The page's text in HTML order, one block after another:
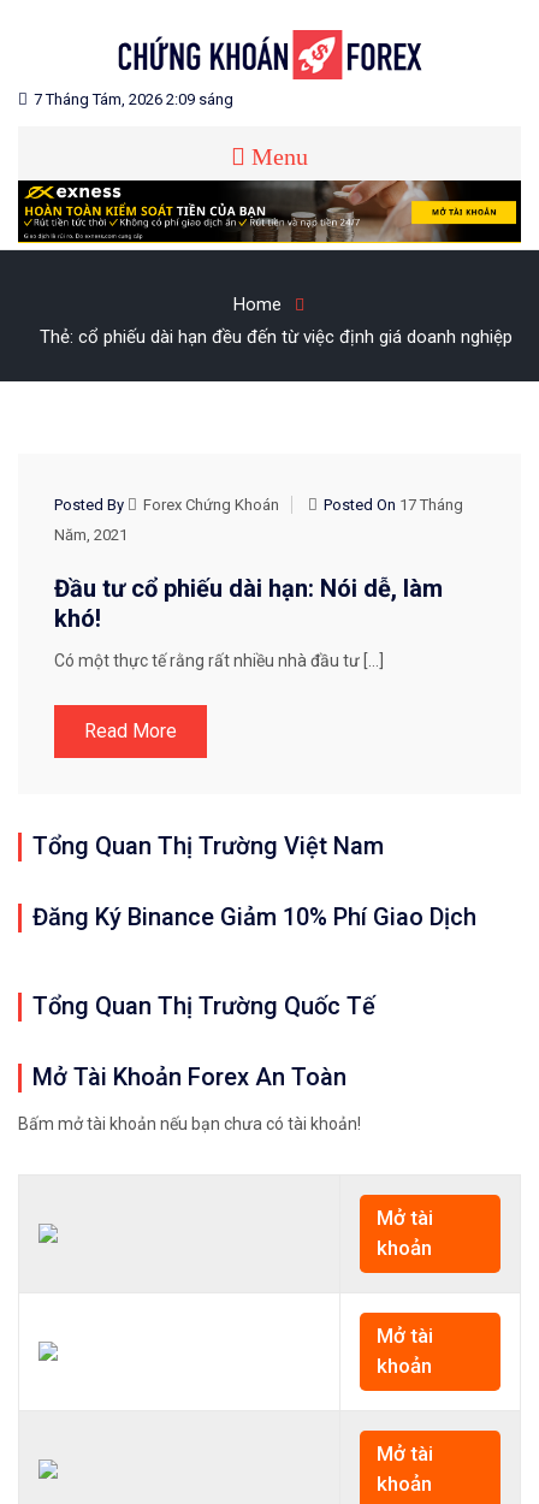
CHỨNG KHOÁN FOREX
Blog chia sẻ về Chứng Khoán và Forex
7 Tháng Tám, 2026 2:09 sáng
Menu
Home
Thẻ: cổ phiếu dài hạn đều đến từ việc định giá doanh nghiệp
KIẾN THỨC CHỨNG KHOÁN
Posted By Forex Chứng Khoán Posted On 17 Tháng
Năm, 2021
Đầu tư cổ phiếu dài hạn: Nói dễ, làm
khó!
Có một thực tế rằng rất nhiều nhà đầu tư […]
Read More
Tổng Quan Thị Trường Việt Nam
Đăng Ký Binance Giảm 10% Phí Giao Dịch
Tổng Quan Thị Trường Quốc Tế
Mở Tài Khoản Forex An Toàn
Bấm mở tài khoản nếu bạn chưa có tài khoản!
Mở tài
khoản
Mở tài
khoản
Mở tài
khoản